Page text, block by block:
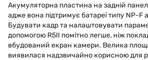
Акумуляторна пластина на задній
адже вона підтримує батареї типу NP-F
Будувати кадр та налаштовувати
допомогою R5II помітно легше, ніж
вбудований екран камери. Велика
виявилася надзвичайно корисною для